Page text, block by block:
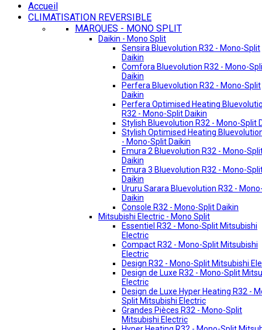
Accueil
CLIMATISATION REVERSIBLE
MARQUES - MONO SPLIT
Daikin - Mono Split
Sensira Bluevolution R32 - Mono-Split
Daikin
Comfora Bluevolution R32 - Mono-
Daikin
Perfera Bluevolution R32 - Mono-Split
Daikin
Perfera Optimised Heating
R32 - Mono-Split Daikin
Stylish Bluevolution R32 - Mono-Split
Stylish Optimised Heating
- Mono-Split Daikin
Emura 2 Bluevolution R32 - Mono-
Daikin
Emura 3 Bluevolution R32 - Mono-
Daikin
Ururu Sarara Bluevolution R32 -
Daikin
Console R32 - Mono-Split Daikin
Mitsubishi Electric - Mono Split
Essentiel R32 - Mono-Split Mitsubishi
Electric
Compact R32 - Mono-Split Mitsubishi
Electric
Design R32 - Mono-Split Mitsubishi
Design de Luxe R32 - Mono-Split
Electric
Design de Luxe Hyper Heating R32 -
Split Mitsubishi Electric
Grandes Pièces R32 - Mono-Split
Mitsubishi Electric